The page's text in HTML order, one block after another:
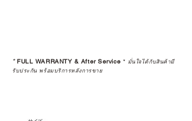
*FULL WARRANTY & After Service * มั่นใจได้กับสินค้ามี
รับประกัน พร้อมบริการหลังการขาย